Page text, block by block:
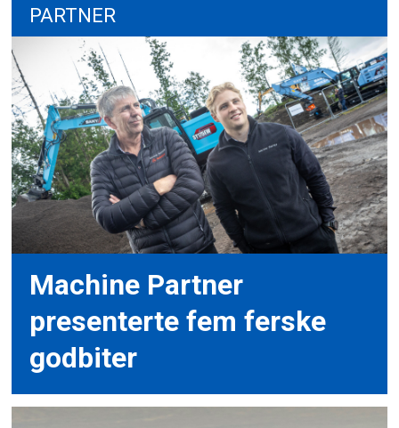
PARTNER
Machine Partner
presenterte fem ferske
godbiter